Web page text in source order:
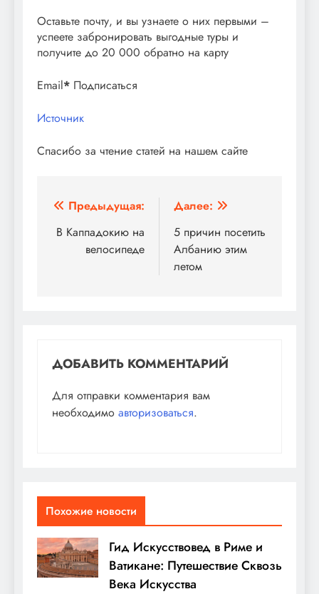
Оставьте почту, и вы узнаете о них первыми –
успеете забронировать выгодные туры и
получите до 20 000 обратно на карту
Email* Подписаться
Источник
Спасибо за чтение статей на нашем сайте
Навигация
по
записям
Предыдущая:
В Каппадокию на
велосипеде
Далее:
5 причин посетить
Албанию этим
летом
ДОБАВИТЬ КОММЕНТАРИЙ
Для отправки комментария вам
необходимо авторизоваться.
Похожие новости
Гид Искусствовед в Риме и
Ватикане: Путешествие Сквозь
Века Искусства